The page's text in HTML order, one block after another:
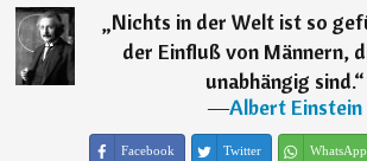
„Nichts in der Welt ist so
der Einfluß von Männern,
unabhängig sind.“
―Albert Einstein
Facebook Twitter WhatsApp